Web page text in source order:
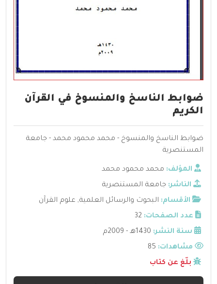
ضوابط الناسخ والمنسوخ في القرآن
الكريم
ضوابط الناسخ والمنسوخ - محمد محمود محمد - جامعة
المستنصرية
المؤلف: محمد محمود محمد
الناشر: جامعة المستنصرية
الأقسام: البحوث والرسائل العلمية, علوم القرآن
عدد الصفحات: 32
سنة النشر: 1430هـ - 2009م
مشاهدات:
بلّغ عن كتاب